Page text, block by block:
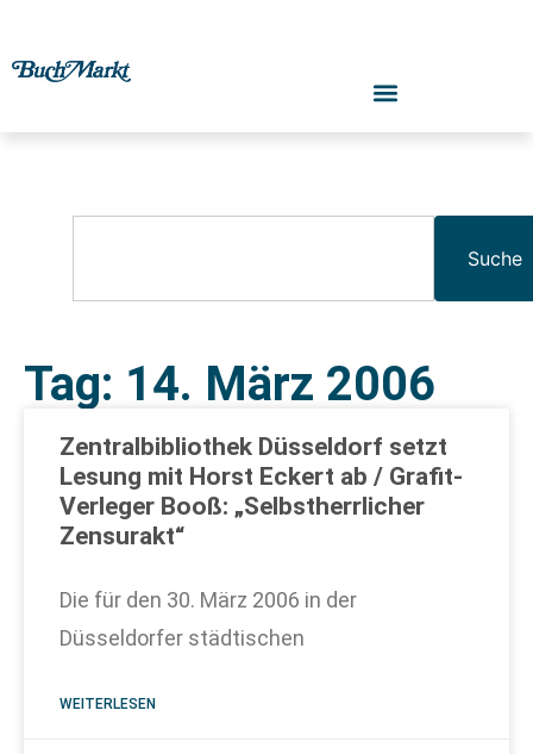
Suche
Tag: 14. März 2006
Zentralbibliothek Düsseldorf setzt
Lesung mit Horst Eckert ab / Grafit-
Verleger Booß: „Selbstherrlicher
Zensurakt“
Die für den 30. März 2006 in der
Düsseldorfer städtischen
WEITERLESEN